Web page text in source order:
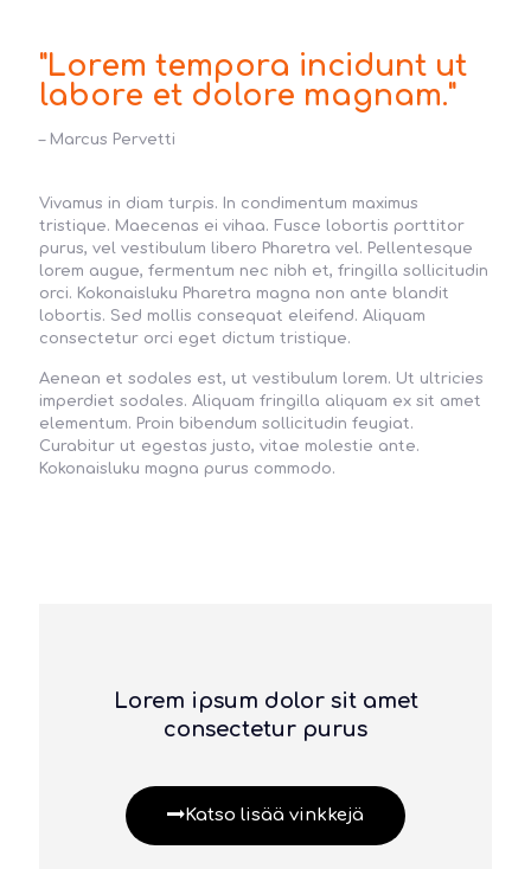
"Lorem tempora incidunt ut
labore et dolore magnam."
– Marcus Pervetti
Vivamus in diam turpis. In condimentum maximus
tristique. Maecenas ei vihaa. Fusce lobortis porttitor
purus, vel vestibulum libero Pharetra vel. Pellentesque
lorem augue, fermentum nec nibh et, fringilla sollicitudin
orci. Kokonaisluku Pharetra magna non ante blandit
lobortis. Sed mollis consequat eleifend. Aliquam
consectetur orci eget dictum tristique.
Aenean et sodales est, ut vestibulum lorem. Ut ultricies
imperdiet sodales. Aliquam fringilla aliquam ex sit amet
elementum. Proin bibendum sollicitudin feugiat.
Curabitur ut egestas justo, vitae molestie ante.
Kokonaisluku magna purus commodo.
Lorem ipsum dolor sit amet
consectetur purus
Katso lisää vinkkejä